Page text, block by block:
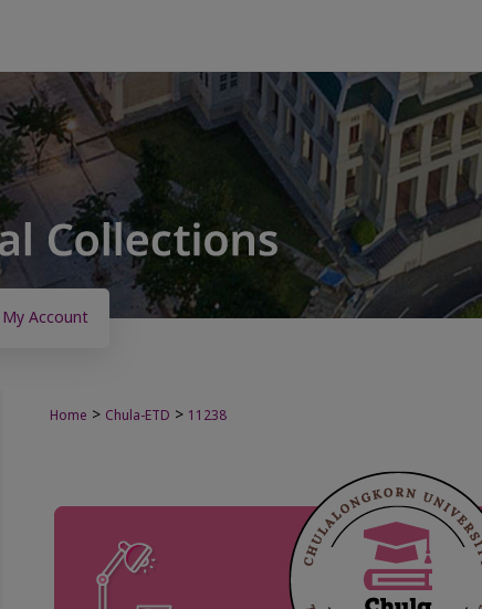
My Account
Home > Chula-ETD > 11238